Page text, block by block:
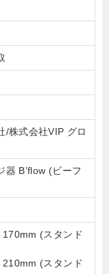
/株式会社VIP グロ
器 B’flow (ビーフ
(スタンド
(スタンド